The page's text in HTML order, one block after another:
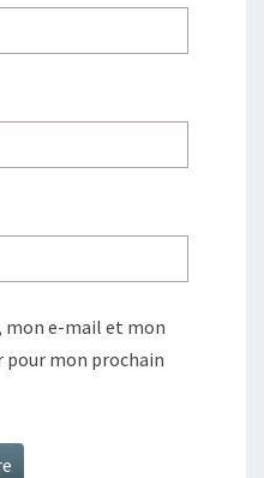
e-mail et mon
pour mon prochain